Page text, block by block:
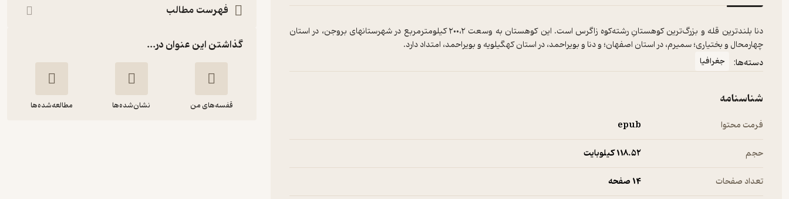
دنا بلندترین قله و بزرگ‌ترین کوهستانِ رشته‌کوه زاگرس است. این کوهستان به وسعت ۲۰۰،۲ کیلومترمربع در شهرستانهای بروجن، در استان
چهارمحال و بختیاری؛ سمیرم، در استان اصفهان؛ و دنا و بویراحمد، در استان کهگیلویه و بویراحمد، امتداد دارد.
دسته‌ها: جغرافیا
شناسنامه
فرمت محتوا epub
حجم 118.۵۲ کیلوبایت
تعداد صفحات 14 صفحه
فهرست مطالب
گذاشتن این عنوان در...
قفسه‌های من نشان‌شده‌ها مطالعه‌شده‌ها